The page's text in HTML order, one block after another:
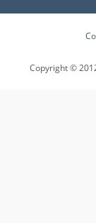
Copyright ©